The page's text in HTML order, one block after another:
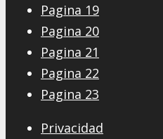
Pagina 19
Pagina 20
Pagina 21
Pagina 22
Pagina 23
Privacidad